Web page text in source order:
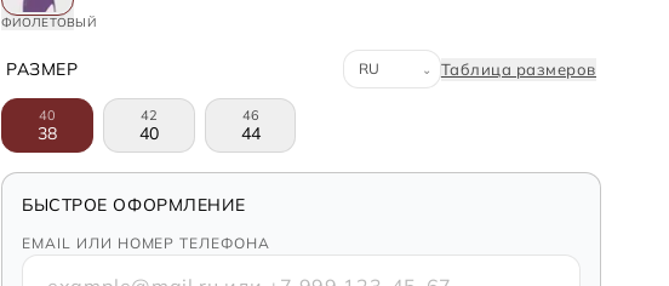
ФИОЛЕТОВЫЙ
РАЗМЕР Система размеров
⌄ Таблица размеров
40
38
42
40
46
44
БЫСТРОЕ ОФОРМЛЕНИЕ
EMAIL ИЛИ НОМЕР ТЕЛЕФОНА